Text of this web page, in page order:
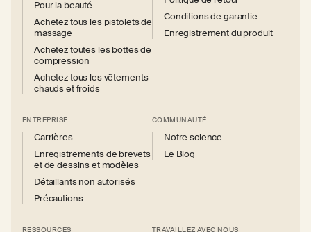
Pour la beauté
Achetez tous les pistolets de
massage
Achetez toutes les bottes de
compression
Achetez tous les vêtements
chauds et froids
Conditions de garantie
Enregistrement du produit
ENTREPRISE
Carrières
Enregistrements de brevets
et de dessins et modèles
Détaillants non autorisés
Précautions
COMMUNAUTÉ
Notre science
Le Blog
RESSOURCES TRAVAILLEZ AVEC NOUS